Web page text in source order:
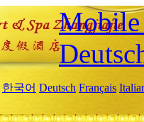
Mobile
한국어 Deutsch Français